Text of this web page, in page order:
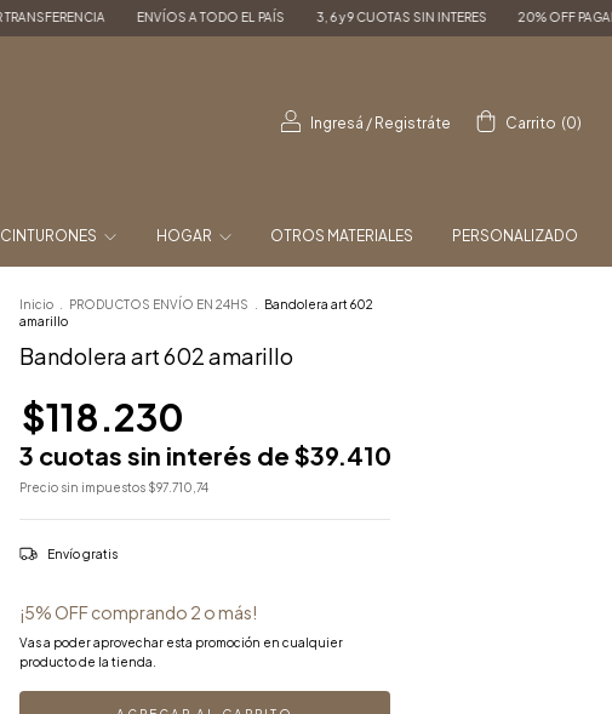
ENVÍOS A TODO EL PAÍS 3, 6 y 9 CUOTAS SIN INTERES 20% OFF PAGANDO POR
Ingresá / Registráte Carrito (0)
CINTURONES HOGAR OTROS MATERIALES PERSONALIZADO
Inicio PRODUCTOS ENVÍO EN 24HS
Bandolera art 602
amarillo
Bandolera art 602 amarillo
$118.230
3 cuotas sin interés de $39.410
Precio sin impuestos $97.710,74
Envío gratis
¡5% OFF comprando 2 o más!
Vas a poder aprovechar esta promoción en cualquier
producto de la tienda.